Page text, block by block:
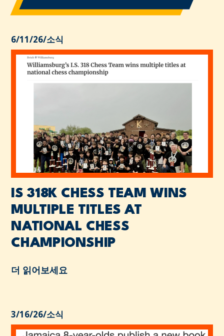
6/11/26/소식
IS 318K CHESS TEAM WINS
MULTIPLE TITLES AT
NATIONAL CHESS
CHAMPIONSHIP
더 읽어보세요
3/16/26/소식